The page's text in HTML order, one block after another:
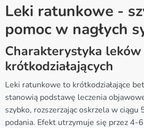
Leki ratunkowe -
pomoc w nagłych
Charakterystyka leków
krótkodziałających
Leki ratunkowe to krótkodziałające
stanowią podstawę leczenia
szybko, rozszerzając oskrzela w
podania. Efekt utrzymuje się przez 4-